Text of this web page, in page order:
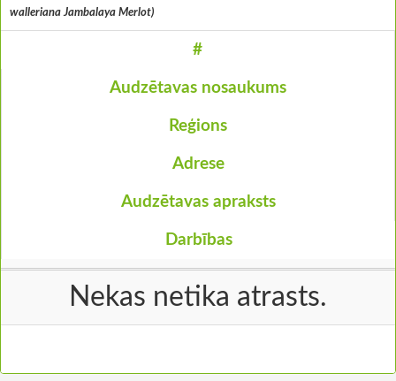
walleriana Jambalaya Merlot)
#
Audzētavas nosaukums
Reģions
Adrese
Audzētavas apraksts
Darbības
Nekas netika atrasts.